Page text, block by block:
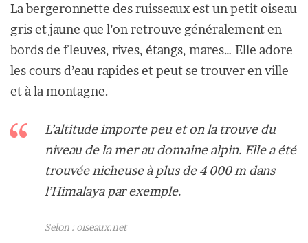
La bergeronnette des ruisseaux est un petit oiseau
gris et jaune que l’on retrouve généralement en
bords de fleuves, rives, étangs, mares… Elle adore
les cours d’eau rapides et peut se trouver en ville
et à la montagne.
L’altitude importe peu et on la trouve du
niveau de la mer au domaine alpin. Elle a été
trouvée nicheuse à plus de 4 000 m dans
l’Himalaya par exemple.
Selon : oiseaux.net